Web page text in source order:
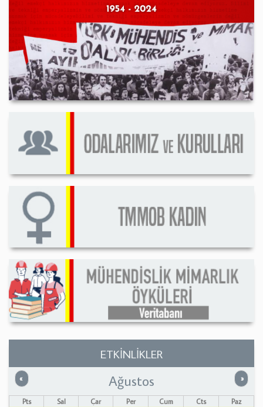
ETKİNLİKLER
« Önceki »
Ağustos
Pts Sal Çar Per Cum Cts
Paz